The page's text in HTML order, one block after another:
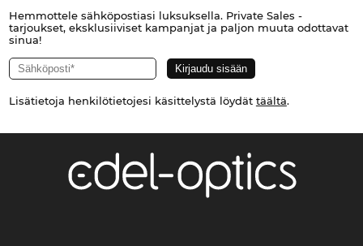
Hemmottele sähköpostiasi luksuksella. Private Sales -
tarjoukset, eksklusiiviset kampanjat ja paljon muuta odottavat
sinua!
Lisätietoja henkilötietojesi käsittelystä löydät täältä.